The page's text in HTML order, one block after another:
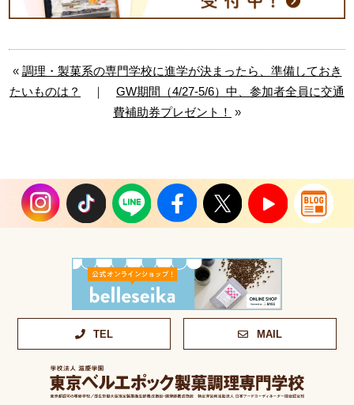
« 調理・製菓系の専門学校に進学が決まったら、準備しておき
たいものは？
GW期間（4/27-5/6）中、参加者全員に交通
費補助券プレゼント！
»
TEL MAIL